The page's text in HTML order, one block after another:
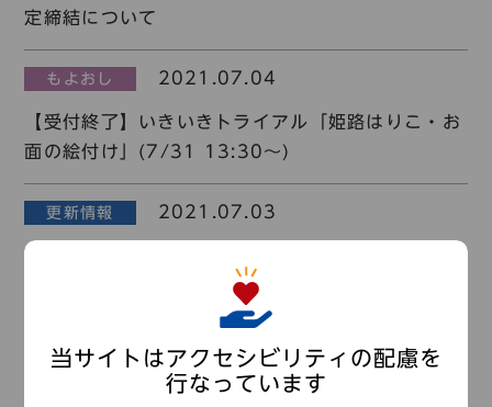
定締結について
もよおし 2021.07.04
【受付終了】いきいきトライアル「姫路はりこ・お
面の絵付け」(7/31 13:30～)
更新情報 2021.07.03
ひょうご歴史研究室研究員のリレートークを更新し
お知らせ 2021.07.02
特別企画展「広告と近代のくらし」展示解説動画③
当サイトはアクセシビリティの配慮を
行なっています